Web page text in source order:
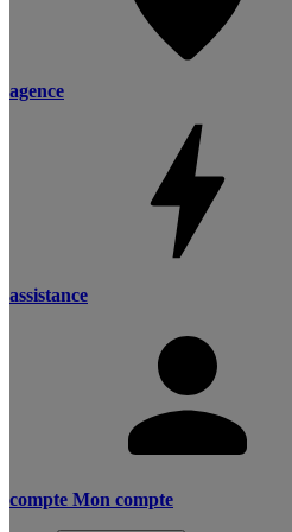
agence
assistance
compte Mon compte